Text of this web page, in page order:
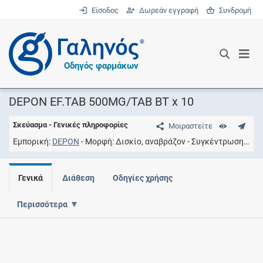
Είσοδος Δωρεάν εγγραφή Συνδρομή
®
Οδηγός φαρμάκων
DEPON EF.TAB 500MG/TAB ΒΤ x 10
Μοιραστείτε
Σκεύασμα - Γενικές πληροφορίες
Εμπορική DEPON Μορφή Δισκίο, αναβράζον Συγκέντρωση
Γενικά Διάθεση Οδηγίες χρήσης
Περισσότερα